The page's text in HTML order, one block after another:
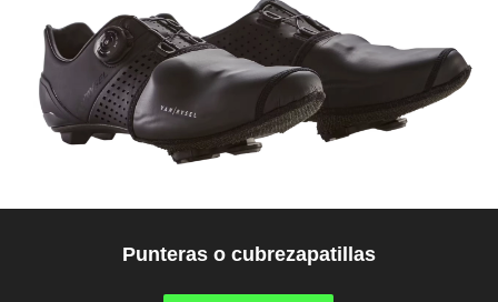
Punteras o cubrezapatillas